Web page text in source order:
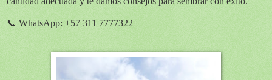
📞 WhatsApp: +57 311 7777322